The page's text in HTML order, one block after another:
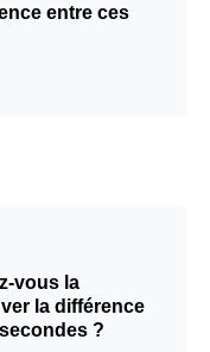
entre ces
vous la
la différence
?